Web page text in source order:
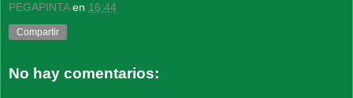
PEGAPINTA en 16:44
Compartir
No hay comentarios: